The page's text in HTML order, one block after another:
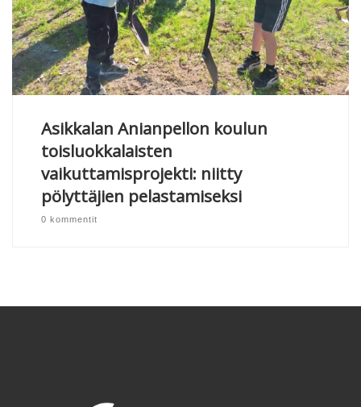
Asikkalan Anianpellon koulun
toisluokkalaisten
vaikuttamisprojekti: niitty
pölyttäjien pelastamiseksi
0 kommentit